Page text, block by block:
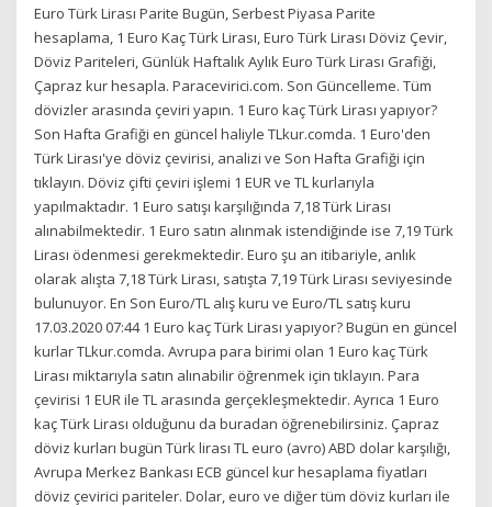
Euro Türk Lirası Parite Bugün, Serbest Piyasa Parite
hesaplama, 1 Euro Kaç Türk Lirası, Euro Türk Lirası Döviz Çevir,
Döviz Pariteleri, Günlük Haftalık Aylık Euro Türk Lirası Grafiği,
Çapraz kur hesapla. Paracevirici.com. Son Güncelleme. Tüm
dövizler arasında çeviri yapın. 1 Euro kaç Türk Lirası yapıyor?
Son Hafta Grafiği en güncel haliyle TLkur.comda. 1 Euro'den
Türk Lirası'ye döviz çevirisi, analizi ve Son Hafta Grafiği için
tıklayın. Döviz çifti çeviri işlemi 1 EUR ve TL kurlarıyla
yapılmaktadır. 1 Euro satışı karşılığında 7,18 Türk Lirası
alınabilmektedir. 1 Euro satın alınmak istendiğinde ise 7,19 Türk
Lirası ödenmesi gerekmektedir. Euro şu an itibariyle, anlık
olarak alışta 7,18 Türk Lirası, satışta 7,19 Türk Lirası seviyesinde
bulunuyor. En Son Euro/TL alış kuru ve Euro/TL satış kuru
17.03.2020 07:44 1 Euro kaç Türk Lirası yapıyor? Bugün en güncel
kurlar TLkur.comda. Avrupa para birimi olan 1 Euro kaç Türk
Lirası miktarıyla satın alınabilir öğrenmek için tıklayın. Para
çevirisi 1 EUR ile TL arasında gerçekleşmektedir. Ayrıca 1 Euro
kaç Türk Lirası olduğunu da buradan öğrenebilirsiniz. Çapraz
döviz kurları bugün Türk lirası TL euro (avro) ABD dolar karşılığı,
Avrupa Merkez Bankası ECB güncel kur hesaplama fiyatları
döviz çevirici pariteler. Dolar, euro ve diğer tüm döviz kurları ile